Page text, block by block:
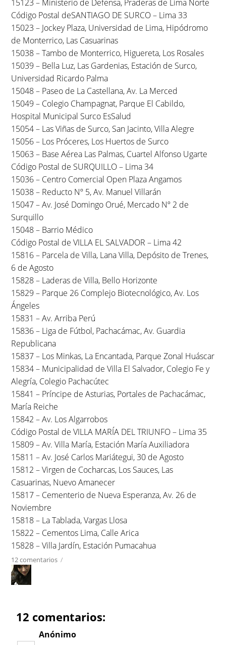
15123 – Ministerio de Defensa, Praderas de Lima Norte
Código Postal deSANTIAGO DE SURCO – Lima 33
15023 – Jockey Plaza, Universidad de Lima, Hipódromo
de Monterrico, Las Casuarinas
15038 – Tambo de Monterrico, Higuereta, Los Rosales
15039 – Bella Luz, Las Gardenias, Estación de Surco,
Universidad Ricardo Palma
15048 – Paseo de La Castellana, Av. La Merced
15049 – Colegio Champagnat, Parque El Cabildo,
Hospital Municipal Surco EsSalud
15054 – Las Viñas de Surco, San Jacinto, Villa Alegre
15056 – Los Próceres, Los Huertos de Surco
15063 – Base Aérea Las Palmas, Cuartel Alfonso Ugarte
Código Postal de SURQUILLO – Lima 34
15036 – Centro Comercial Open Plaza Angamos
15038 – Reducto Nº 5, Av. Manuel Villarán
15047 – Av. José Domingo Orué, Mercado Nº 2 de
Surquillo
15048 – Barrio Médico
Código Postal de VILLA EL SALVADOR – Lima 42
15816 – Parcela de Villa, Lana Villa, Depósito de Trenes,
6 de Agosto
15828 – Laderas de Villa, Bello Horizonte
15829 – Parque 26 Complejo Biotecnológico, Av. Los
Ángeles
15831 – Av. Arriba Perú
15836 – Liga de Fútbol, Pachacámac, Av. Guardia
Republicana
15837 – Los Minkas, La Encantada, Parque Zonal Huáscar
15834 – Municipalidad de Villa El Salvador, Colegio Fe y
Alegría, Colegio Pachacútec
15841 – Príncipe de Asturias, Portales de Pachacámac,
María Reiche
15842 – Av. Los Algarrobos
Código Postal de VILLA MARÍA DEL TRIUNFO – Lima 35
15809 – Av. Villa María, Estación María Auxiliadora
15811 – Av. José Carlos Mariátegui, 30 de Agosto
15812 – Virgen de Cocharcas, Los Sauces, Las
Casuarinas, Nuevo Amanecer
15817 – Cementerio de Nueva Esperanza, Av. 26 de
Noviembre
15818 – La Tablada, Vargas Llosa
15822 – Cementos Lima, Calle Arica
15828 – Villa Jardín, Estación Pumacahua
12 comentarios /
12 comentarios:
Anónimo